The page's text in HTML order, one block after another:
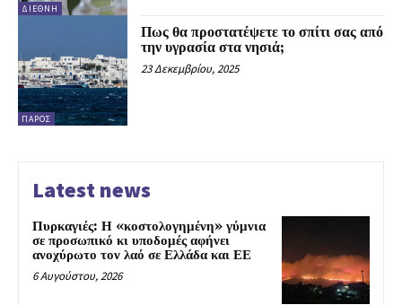
ΔΙΕΘΝΉ
ΠΆΡΟΣ
Πως θα προστατέψετε το σπίτι σας από
την υγρασία στα νησιά;
23 Δεκεμβρίου, 2025
Latest news
Πυρκαγιές: Η «κοστολογημένη» γύμνια
σε προσωπικό κι υποδομές αφήνει
ανοχύρωτο τον λαό σε Ελλάδα και ΕΕ
6 Αυγούστου, 2026